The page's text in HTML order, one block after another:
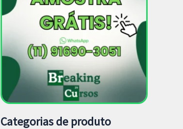
Categorias de produto